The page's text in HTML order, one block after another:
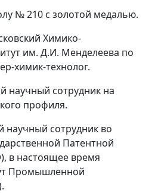
№ 210 с золотой медалью.
Химико-
им. Д.И. Менделеева по
химик-технолог.
научный сотрудник на
профиля.
научный сотрудник во
Патентной
в настоящее время
Промышленной